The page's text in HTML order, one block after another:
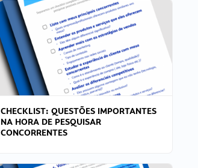
CHECKLIST: QUESTÕES IMPORTANTES
NA HORA DE PESQUISAR
CONCORRENTES